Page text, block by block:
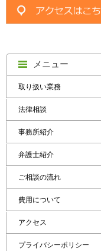
メニュー
取り扱い業務
法律相談
事務所紹介
弁護士紹介
ご相談の流れ
費用について
アクセス
プライバシーポリシー